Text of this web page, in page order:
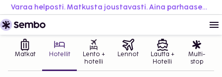
Varaa helposti. Matkusta joustavasti. Aina parhaaseen hintaan.
Matkat Hotellit
Lento +
hotelli
Lennot
Lautta +
Hotelli
Multi-
stop